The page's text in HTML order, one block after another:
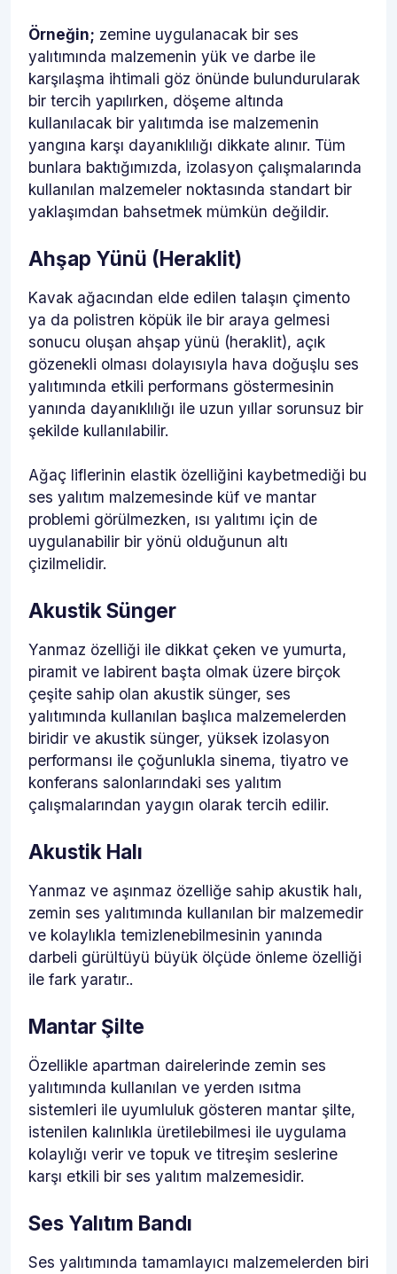
Örneğin; zemine uygulanacak bir ses
yalıtımında malzemenin yük ve darbe ile
karşılaşma ihtimali göz önünde bulundurularak
bir tercih yapılırken, döşeme altında
kullanılacak bir yalıtımda ise malzemenin
yangına karşı dayanıklılığı dikkate alınır. Tüm
bunlara baktığımızda, izolasyon çalışmalarında
kullanılan malzemeler noktasında standart bir
yaklaşımdan bahsetmek mümkün değildir.
Ahşap Yünü (Heraklit)
Kavak ağacından elde edilen talaşın çimento
ya da polistren köpük ile bir araya gelmesi
sonucu oluşan ahşap yünü (heraklit), açık
gözenekli olması dolayısıyla hava doğuşlu ses
yalıtımında etkili performans göstermesinin
yanında dayanıklılığı ile uzun yıllar sorunsuz bir
şekilde kullanılabilir.
Ağaç liflerinin elastik özelliğini kaybetmediği bu
ses yalıtım malzemesinde küf ve mantar
problemi görülmezken, ısı yalıtımı için de
uygulanabilir bir yönü olduğunun altı
çizilmelidir.
Akustik Sünger
Yanmaz özelliği ile dikkat çeken ve yumurta,
piramit ve labirent başta olmak üzere birçok
çeşite sahip olan akustik sünger, ses
yalıtımında kullanılan başlıca malzemelerden
biridir ve akustik sünger, yüksek izolasyon
performansı ile çoğunlukla sinema, tiyatro ve
konferans salonlarındaki ses yalıtım
çalışmalarından yaygın olarak tercih edilir.
Akustik Halı
Yanmaz ve aşınmaz özelliğe sahip akustik halı,
zemin ses yalıtımında kullanılan bir malzemedir
ve kolaylıkla temizlenebilmesinin yanında
darbeli gürültüyü büyük ölçüde önleme özelliği
ile fark yaratır..
Mantar Şilte
Özellikle apartman dairelerinde zemin ses
yalıtımında kullanılan ve yerden ısıtma
sistemleri ile uyumluluk gösteren mantar şilte,
istenilen kalınlıkla üretilebilmesi ile uygulama
kolaylığı verir ve topuk ve titreşim seslerine
karşı etkili bir ses yalıtım malzemesidir.
Ses Yalıtım Bandı
Ses yalıtımında tamamlayıcı malzemelerden biri